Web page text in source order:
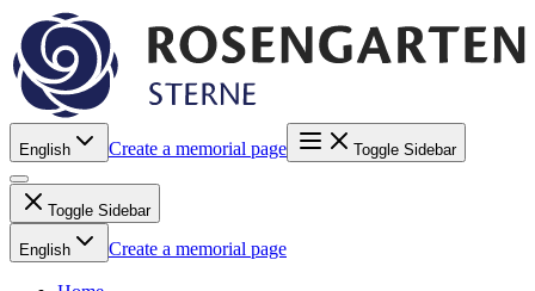
English Create a memorial page Toggle Sidebar
Toggle Sidebar
English Create a memorial page